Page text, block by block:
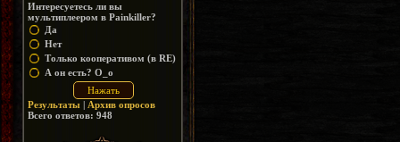
Интересуетесь ли вы
мультиплеером в Painkiller?
Да
Нет
Только кооперативом (в RE)
А он есть? O_o
Результаты | Архив опросов
Всего ответов: 948